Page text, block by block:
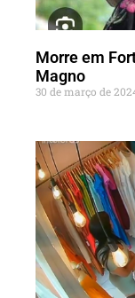
Morre em
Magno
30 de março de